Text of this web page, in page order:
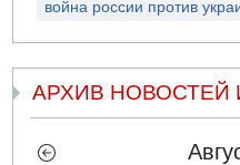
война россии против
АРХИВ НОВОСТЕЙ